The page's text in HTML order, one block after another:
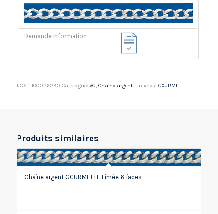
UGS : 100026280 Catalogue: AG Chaîne argent Finishes: GOURMETTE
Produits similaires
Chaîne argent GOURMETTE Limée 6 faces